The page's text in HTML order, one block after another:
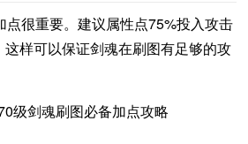
点很重要。建议属性点75%投入攻击
样可以保证剑魂在刷图有足够的攻